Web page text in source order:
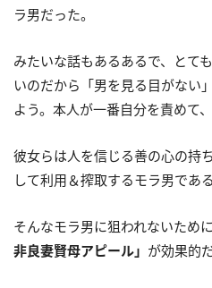
ラ男だった。
みたいな話もあるあるで、とて
いのだから「男を見る目がない
よう。本人が一番自分を責めて
彼女らは人を信じる善の心の持
して利用＆搾取するモラ男である
そんなモラ男に狙われないため
非良妻賢母アピール」 が効果的だ